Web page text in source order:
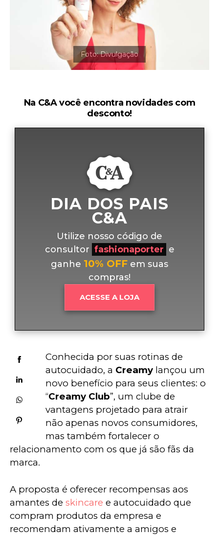
Na C&A você encontra novidades com
desconto!
DIA DOS PAIS
C&A
Utilize nosso código de
consultor fashionaporter e
ganhe 10% OFF em suas
compras!
ACESSE A LOJA
Conhecida por suas rotinas de
autocuidado, a Creamy lançou um
novo benefício para seus clientes: o
“Creamy Club”, um clube de
vantagens projetado para atrair
não apenas novos consumidores,
mas também fortalecer o
relacionamento com os que já são fãs da
marca.
A proposta é oferecer recompensas aos
amantes de skincare e autocuidado que
compram produtos da empresa e
recomendam ativamente a amigos e